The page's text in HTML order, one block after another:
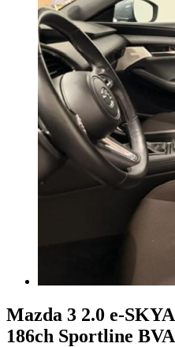
Mazda 3 2.0 e-
186ch Sportline